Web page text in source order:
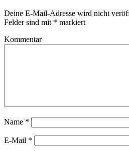
Deine E-Mail-Adresse wird nicht
Felder sind mit * markiert
Kommentar
Name *
E-Mail *